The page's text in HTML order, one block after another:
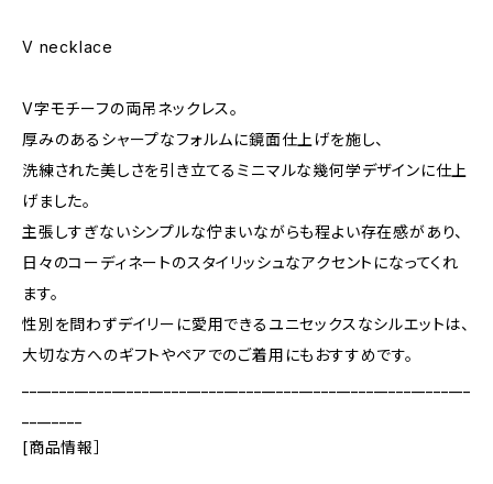
V necklace
V字モチーフの両吊ネックレス。
厚みのあるシャープなフォルムに鏡面仕上げを施し、
洗練された美しさを引き立てるミニマルな幾何学デザインに仕上
げました。
主張しすぎないシンプルな佇まいながらも程よい存在感があり、
日々のコーディネートのスタイリッシュなアクセントになってくれ
ます。
性別を問わずデイリーに愛用できるユニセックスなシルエットは、
大切な方へのギフトやペアでのご着用にもおすすめです。
[商品情報］